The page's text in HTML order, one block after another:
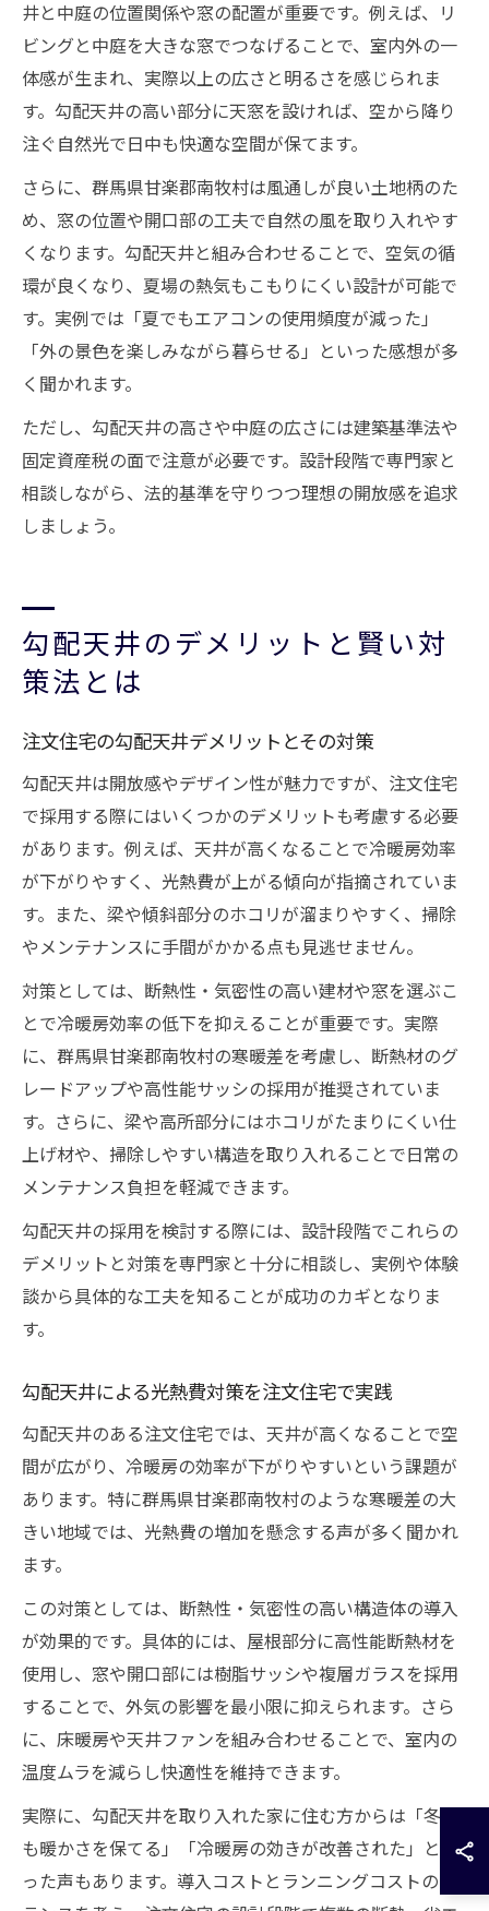
井と中庭の位置関係や窓の配置が重要です。例えば、リ
ビングと中庭を大きな窓でつなげることで、室内外の一
体感が生まれ、実際以上の広さと明るさを感じられま
す。勾配天井の高い部分に天窓を設ければ、空から降り
注ぐ自然光で日中も快適な空間が保てます。
さらに、群馬県甘楽郡南牧村は風通しが良い土地柄のた
め、窓の位置や開口部の工夫で自然の風を取り入れやす
くなります。勾配天井と組み合わせることで、空気の循
環が良くなり、夏場の熱気もこもりにくい設計が可能で
す。実例では「夏でもエアコンの使用頻度が減った」
「外の景色を楽しみながら暮らせる」といった感想が多
く聞かれます。
ただし、勾配天井の高さや中庭の広さには建築基準法や
固定資産税の面で注意が必要です。設計段階で専門家と
相談しながら、法的基準を守りつつ理想の開放感を追求
しましょう。
勾配天井のデメリットと賢い対
策法とは
注文住宅の勾配天井デメリットとその対策
勾配天井は開放感やデザイン性が魅力ですが、注文住宅
で採用する際にはいくつかのデメリットも考慮する必要
があります。例えば、天井が高くなることで冷暖房効率
が下がりやすく、光熱費が上がる傾向が指摘されていま
す。また、梁や傾斜部分のホコリが溜まりやすく、掃除
やメンテナンスに手間がかかる点も見逃せません。
対策としては、断熱性・気密性の高い建材や窓を選ぶこ
とで冷暖房効率の低下を抑えることが重要です。実際
に、群馬県甘楽郡南牧村の寒暖差を考慮し、断熱材のグ
レードアップや高性能サッシの採用が推奨されていま
す。さらに、梁や高所部分にはホコリがたまりにくい仕
上げ材や、掃除しやすい構造を取り入れることで日常の
メンテナンス負担を軽減できます。
勾配天井の採用を検討する際には、設計段階でこれらの
デメリットと対策を専門家と十分に相談し、実例や体験
談から具体的な工夫を知ることが成功のカギとなりま
す。
勾配天井による光熱費対策を注文住宅で実践
勾配天井のある注文住宅では、天井が高くなることで空
間が広がり、冷暖房の効率が下がりやすいという課題が
あります。特に群馬県甘楽郡南牧村のような寒暖差の大
きい地域では、光熱費の増加を懸念する声が多く聞かれ
ます。
この対策としては、断熱性・気密性の高い構造体の導入
が効果的です。具体的には、屋根部分に高性能断熱材を
使用し、窓や開口部には樹脂サッシや複層ガラスを採用
することで、外気の影響を最小限に抑えられます。さら
に、床暖房や天井ファンを組み合わせることで、室内の
温度ムラを減らし快適性を維持できます。
実際に、勾配天井を取り入れた家に住む方からは「冬で
も暖かさを保てる」「冷暖房の効きが改善された」とい
った声もあります。導入コストとランニングコストのバ